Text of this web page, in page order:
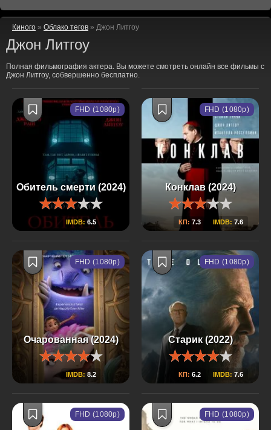
Киного » Облако тегов » Джон Литгоу
Джон Литгоу
Полная фильмография актера. Вы можете смотреть онлайн все фильмы с
Джон Литгоу, собвершенно бесплатно.
Обитель смерти (2024)
IMDB: 6.5
FHD (1080p)
Конклав (2024)
КП: 7.3 IMDB: 7.6
FHD (1080p)
Очарованная (2024)
IMDB: 8.2
FHD (1080p)
Старик (2022)
КП: 6.2 IMDB: 7.6
FHD (1080p)
FHD (1080p) FHD (1080p)